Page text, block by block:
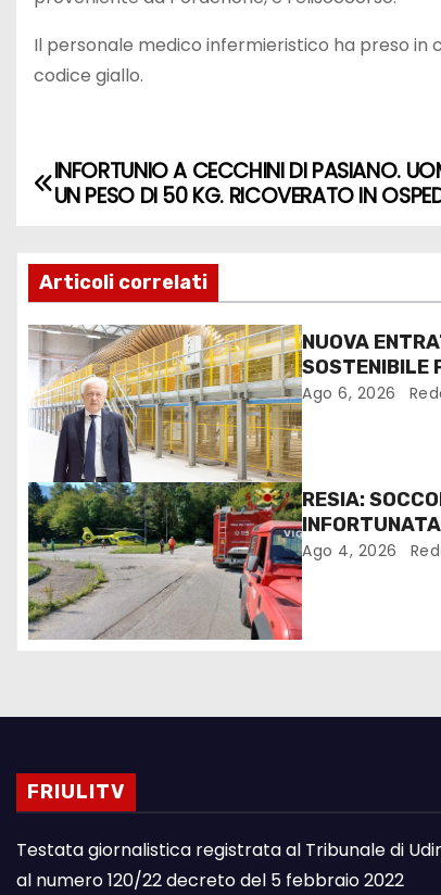
Il personale medico infermieristico ha preso in
codice giallo.
INFORTUNIO A CECCHINI DI PASIANO.
UN PESO DI 50 KG. RICOVERATO IN
Articoli correlati
NUOVA
SOSTENIBILE
FANTONI DI
Ago 6, 2026
RESIA:
INFORTUNATA
Ago 4, 2026
FRIULITV
Testata giornalistica registrata al Tribunale di
al numero 120/22 decreto del 5 febbraio 2022